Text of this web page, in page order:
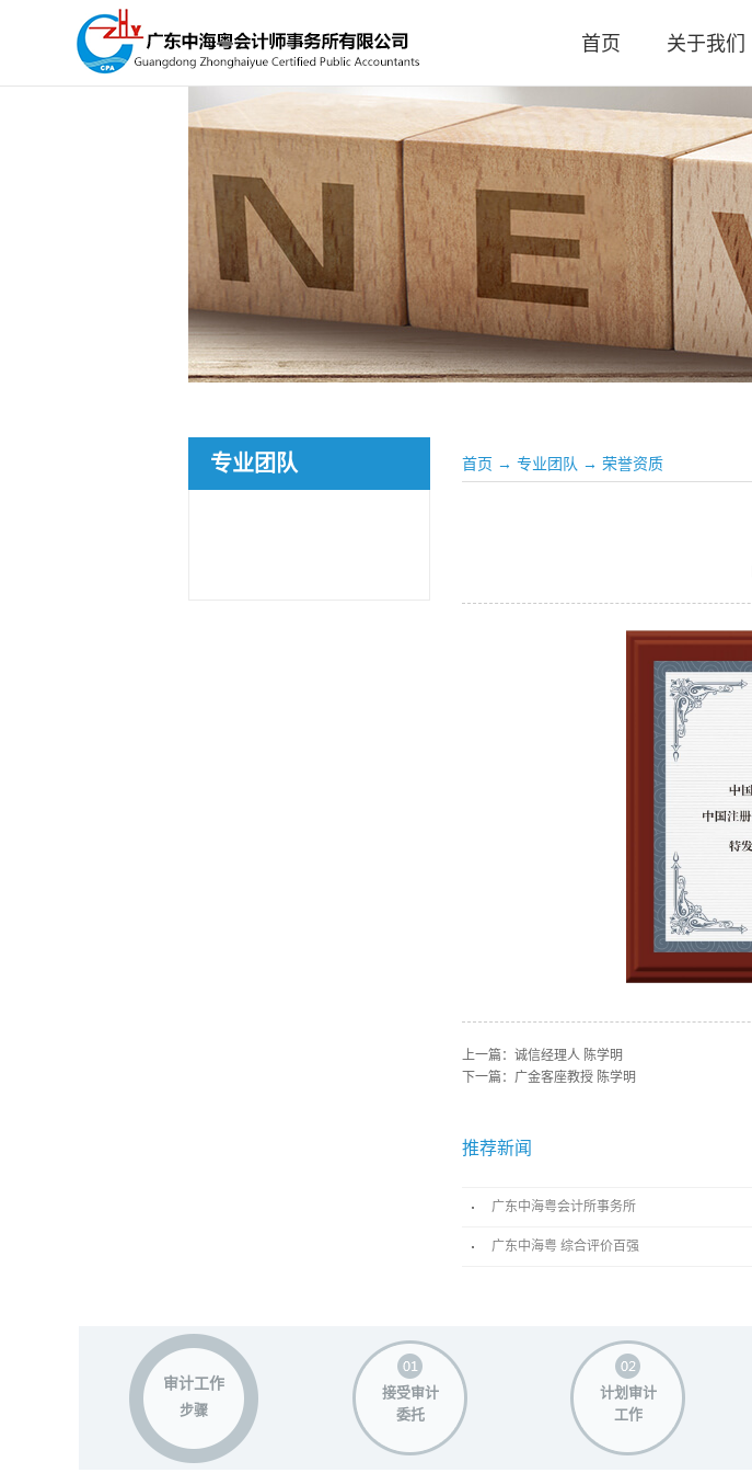
首页 关于我们
公司简介
公司荣誉
执业资质
公司文化
专业团队 首页 → 专业团队 → 荣誉资质
上一篇： 诚信经理人 陈学明
下一篇： 广金客座教授 陈学明
推荐新闻
广东中海粤会计所事务所
广东中海粤 综合评价百强
审计工作
步骤
接受审计
委托
计划审计
工作